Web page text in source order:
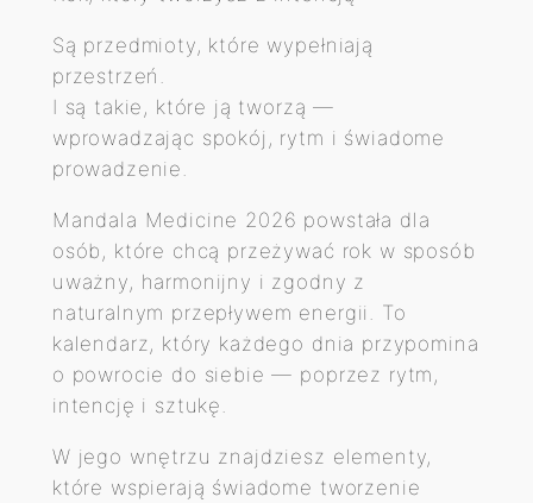
:
1
1
z
ł
.
9
z
.
A
N
D
A
L
A
I
I
E
2
Są przedmioty, które wypełniają
przestrzeń.
I są takie, które ją tworzą —
wprowadzając spokój, rytm i świadome
prowadzenie.
Mandala Medicine 2026 powstała dla
osób, które chcą przeżywać rok w sposób
uważny, harmonijny i zgodny z
naturalnym przepływem energii. To
kalendarz, który każdego dnia przypomina
o powrocie do siebie — poprzez rytm,
intencję i sztukę.
W jego wnętrzu znajdziesz elementy,
które wspierają świadome tworzenie